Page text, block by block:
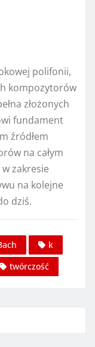
polifonii,
kompozytorów
złożonych
fundament
źródłem
na całym
zakresie
na kolejne
dziś.
k
twórczość